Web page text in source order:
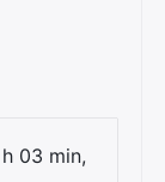
03 min,